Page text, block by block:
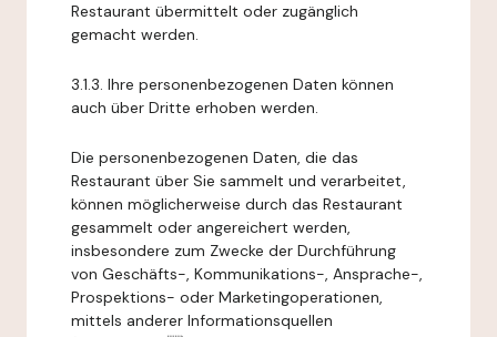
Restaurant übermittelt oder zugänglich
gemacht werden.
3.1.3. Ihre personenbezogenen Daten können
auch über Dritte erhoben werden.
Die personenbezogenen Daten, die das
Restaurant über Sie sammelt und verarbeitet,
können möglicherweise durch das Restaurant
gesammelt oder angereichert werden,
insbesondere zum Zwecke der Durchführung
von Geschäfts-, Kommunikations-, Ansprache-,
Prospektions- oder Marketingoperationen,
mittels anderer Informationsquellen